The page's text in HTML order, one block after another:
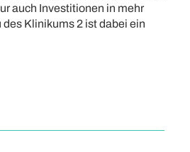
auch Investitionen in mehr
Klinikums 2 ist dabei ein